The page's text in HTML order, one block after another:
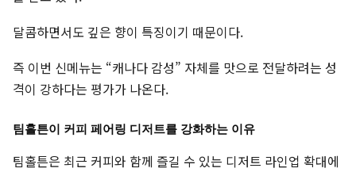
달콤하면서도 깊은 향이 특징이기 때문이다.
즉 이번 신메뉴는 “캐나다 감성” 자체를 맛으로 전달하려는 성
격이 강하다는 평가가 나온다.
팀홀튼이 커피 페어링 디저트를 강화하는 이유
팀홀튼은 최근 커피와 함께 즐길 수 있는 디저트 라인업 확대에